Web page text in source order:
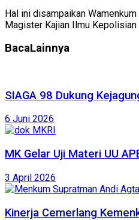
Hal ini disampaikan
Magister Kajian Ilmu
BacaLainnya
SIAGA 98 Dukung
6 Juni 2026
MK Gelar Uji Materi UU
3 April 2026
Kinerja Cemerlang